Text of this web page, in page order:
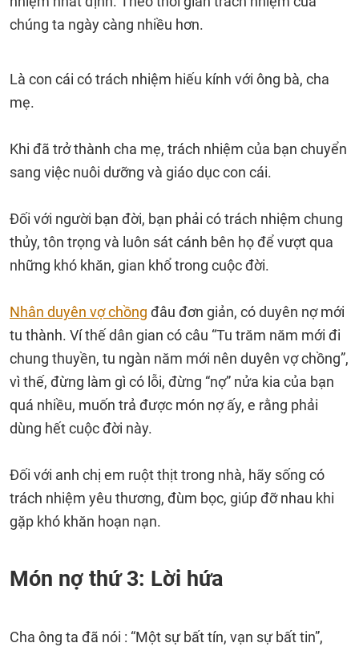
chúng ta ngày càng nhiều hơn.
Là con cái có trách nhiệm hiếu kính với ông bà, cha
mẹ.
Khi đã trở thành cha mẹ, trách nhiệm của bạn chuyển
sang việc nuôi dưỡng và giáo dục con cái.
Đối với người bạn đời, bạn phải có trách nhiệm chung
thủy, tôn trọng và luôn sát cánh bên họ để vượt qua
những khó khăn, gian khổ trong cuộc đời.
Nhân duyên vợ chồng đâu đơn giản, có duyên nợ mới
tu thành. Ví thế dân gian có câu “Tu trăm năm mới đi
chung thuyền, tu ngàn năm mới nên duyên vợ chồng”,
vì thế, đừng làm gì có lỗi, đừng “nợ” nửa kia của bạn
quá nhiều, muốn trả được món nợ ấy, e rằng phải
dùng hết cuộc đời này.
Đối với anh chị em ruột thịt trong nhà, hãy sống có
trách nhiệm yêu thương, đùm bọc, giúp đỡ nhau khi
gặp khó khăn hoạn nạn.
Món nợ thứ 3: Lời hứa
Cha ông ta đã nói : “Một sự bất tín, vạn sự bất tin”,